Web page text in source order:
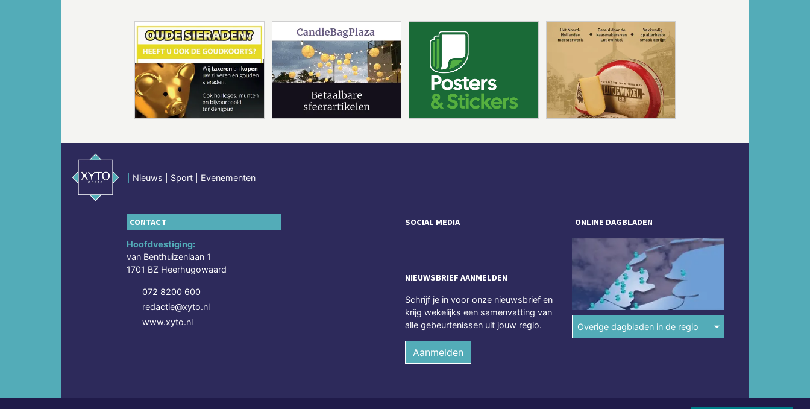
Nieuws | Sport | Evenementen
CONTACT
Hoofdvestiging:
van Benthuizenlaan 1
1701 BZ Heerhugowaard
072 8200 600
redactie@xyto.nl
www.xyto.nl
SOCIAL MEDIA
NIEUWSBRIEF AANMELDEN
Schrijf je in voor onze nieuwsbrief en
krijg wekelijks een samenvatting van
alle gebeurtenissen uit jouw regio.
Aanmelden
ONLINE DAGBLADEN
Overige dagbladen in de regio